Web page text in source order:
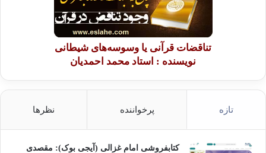
تناقضات قرآنی یا وسوسه‌های شیطانی
نویسنده : استاد محمد احمدیان
تازه پرخواننده نظرها
کتابفروشی امام غزالی (آیجی بوک): مقصدی